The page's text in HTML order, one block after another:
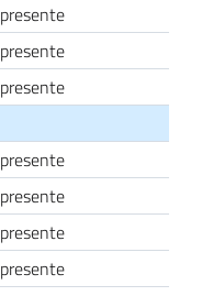
presente
presente
presente
presente
presente
presente
presente